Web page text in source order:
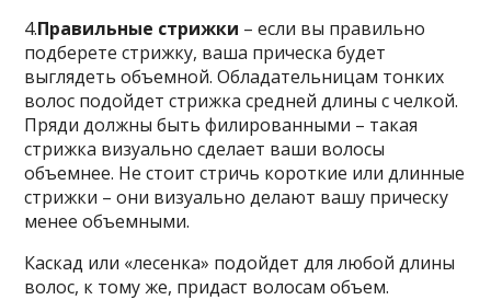
4.Правильные стрижки – если вы правильно
подберете стрижку, ваша прическа будет
выглядеть объемной. Обладательницам тонких
волос подойдет стрижка средней длины с челкой.
Пряди должны быть филированными – такая
стрижка визуально сделает ваши волосы
объемнее. Не стоит стричь короткие или длинные
стрижки – они визуально делают вашу прическу
менее объемными.
Каскад или «лесенка» подойдет для любой длины
волос, к тому же, придаст волосам объем.